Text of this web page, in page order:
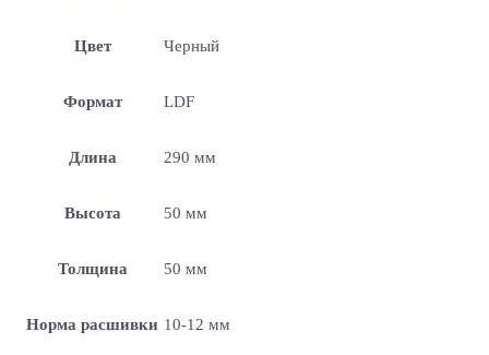
Цвет Черный
Формат LDF
Длина 290 мм
Высота 50 мм
Толщина 50 мм
Норма расшивки 10-12 мм